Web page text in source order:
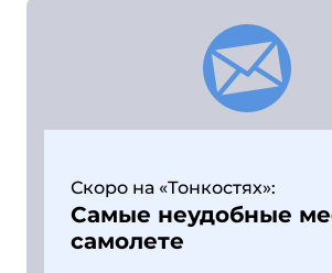
Скоро на «Тонкостях»:
Самые неудобные
самолете